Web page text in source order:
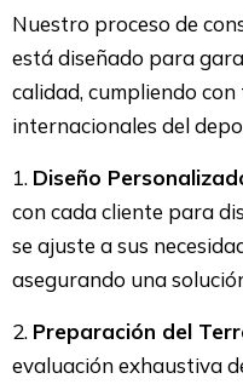
Nuestro proceso de
está diseñado para
calidad, cumpliendo
internacionales del
1. Diseño
con cada cliente para
se ajuste a sus
asegurando una
2. Preparación del
evaluación exhaustiva